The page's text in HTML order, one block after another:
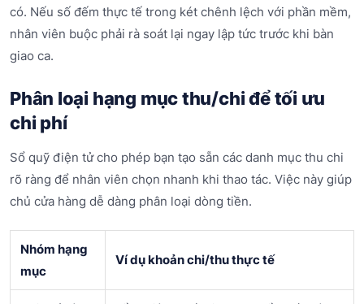
có. Nếu số đếm thực tế trong két chênh lệch với phần mềm,
nhân viên buộc phải rà soát lại ngay lập tức trước khi bàn
giao ca.
Phân loại hạng mục thu/chi để tối ưu
chi phí
Sổ quỹ điện tử cho phép bạn tạo sẵn các danh mục thu chi
rõ ràng để nhân viên chọn nhanh khi thao tác. Việc này giúp
chủ cửa hàng dễ dàng phân loại dòng tiền.
Nhóm hạng
mục
Ví dụ khoản chi/thu thực tế